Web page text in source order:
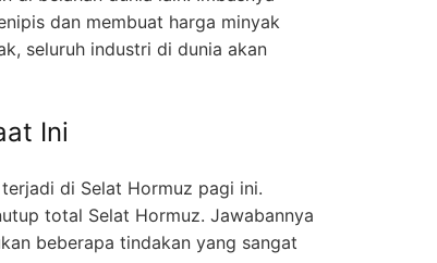
dan membuat harga minyak
seluruh industri di dunia akan
Ini
di Selat Hormuz pagi ini.
total Selat Hormuz. Jawabannya
beberapa tindakan yang sangat